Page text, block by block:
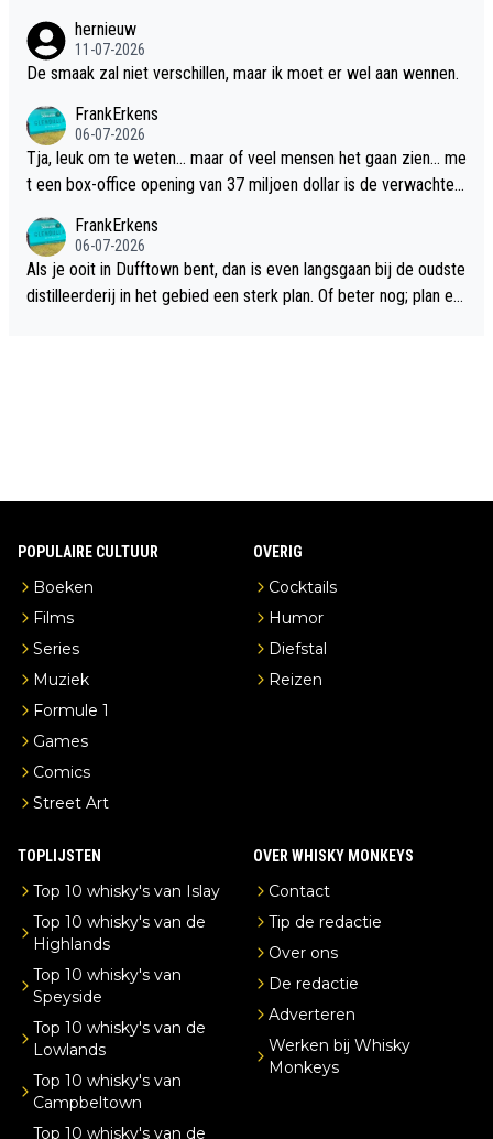
hernieuw
11-07-2026
De smaak zal niet verschillen, maar ik moet er wel aan wennen.
FrankErkens
06-07-2026
Tja, leuk om te weten... maar of veel mensen het gaan zien... me
t een box-office opening van 37 miljoen dollar is de verwachte
FrankErkens
06-07-2026
Als je ooit in Dufftown bent, dan is even langsgaan bij de oudste
distilleerderij in het gebied een sterk plan. Of beter nog; plan ee
POPULAIRE CULTUUR
Boeken
Films
Series
Muziek
Formule 1
Games
Comics
Street Art
OVERIG
Cocktails
Humor
Diefstal
Reizen
TOPLIJSTEN
Top 10 whisky's van Islay
Top 10 whisky's van de
Highlands
Top 10 whisky's van
Speyside
Top 10 whisky's van de
Lowlands
Top 10 whisky's van
Campbeltown
Top 10 whisky's van de
OVER WHISKY MONKEYS
Contact
Tip de redactie
Over ons
De redactie
Adverteren
Werken bij Whisky
Monkeys